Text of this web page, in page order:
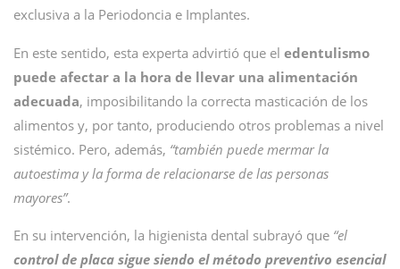
exclusiva a la Periodoncia e Implantes.
En este sentido, esta experta advirtió que el edentulismo
puede afectar a la hora de llevar una alimentación
adecuada, imposibilitando la correcta masticación de los
alimentos y, por tanto, produciendo otros problemas a nivel
sistémico. Pero, además, “también puede mermar la
autoestima y la forma de relacionarse de las personas
mayores”.
En su intervención, la higienista dental subrayó que “el
control de placa sigue siendo el método preventivo esencial